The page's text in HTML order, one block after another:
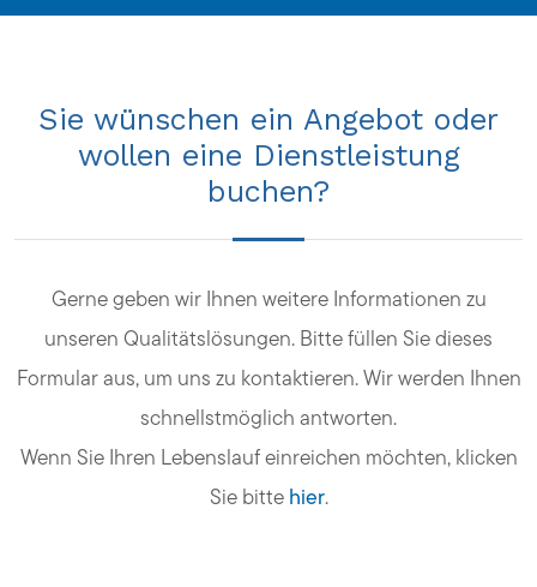
Sie wünschen ein Angebot oder
wollen eine Dienstleistung
buchen?
Gerne geben wir Ihnen weitere Informationen zu
unseren Qualitätslösungen. Bitte füllen Sie dieses
Formular aus, um uns zu kontaktieren. Wir werden Ihnen
schnellstmöglich antworten.
Wenn Sie Ihren Lebenslauf einreichen möchten, klicken
Sie bitte hier.